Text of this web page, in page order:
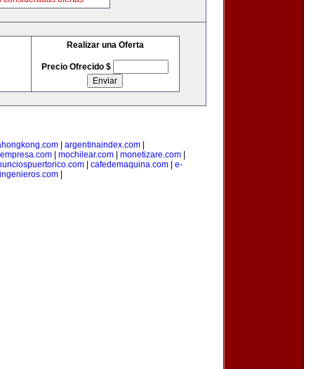
Realizar una Oferta
Precio Ofrecido $
argentinaindex.com
| mochilear.com| monetizare.com|
cafedemaquina.com
e-
ingenieros.com